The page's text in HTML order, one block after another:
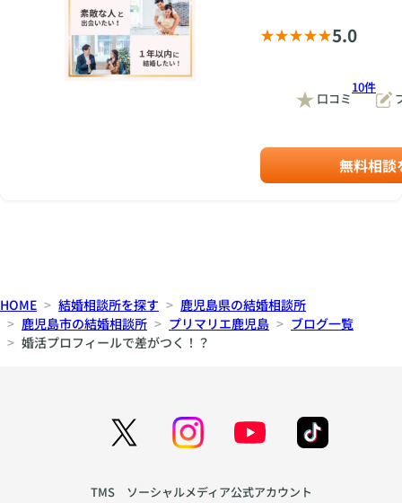
5.0
口コミ
10件
無料相談
HOME 結婚相談所を探す
鹿児島県の結婚相談所
鹿児島市の結婚相談所
プリマリエ鹿児島
ブログ一覧
婚活プロフィールで差がつく！？
TMS ソーシャルメディア公式アカウント